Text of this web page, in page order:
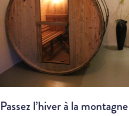
Passez l’hiver à la montagne